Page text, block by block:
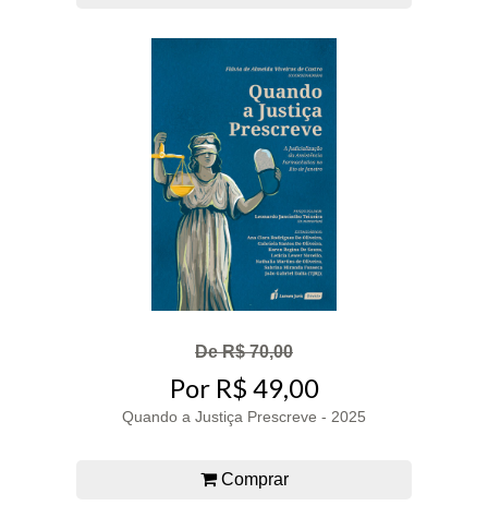
De R$ 70,00
Por R$ 49,00
Quando a Justiça Prescreve - 2025
Comprar